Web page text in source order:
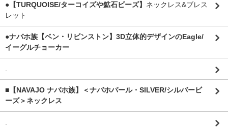
●【TURQUOISE/ターコイズや鉱石ビーズ】 ネックレス&ブレス
レット
●ナバホ族【ベン・リビンストン】3D立体的デザインのEagle/
イーグルチョーカー
.
■【NAVAJO ナバホ族】＜ナバホパール・SILVER/シルバービ
ーズ＞ネックレス
.